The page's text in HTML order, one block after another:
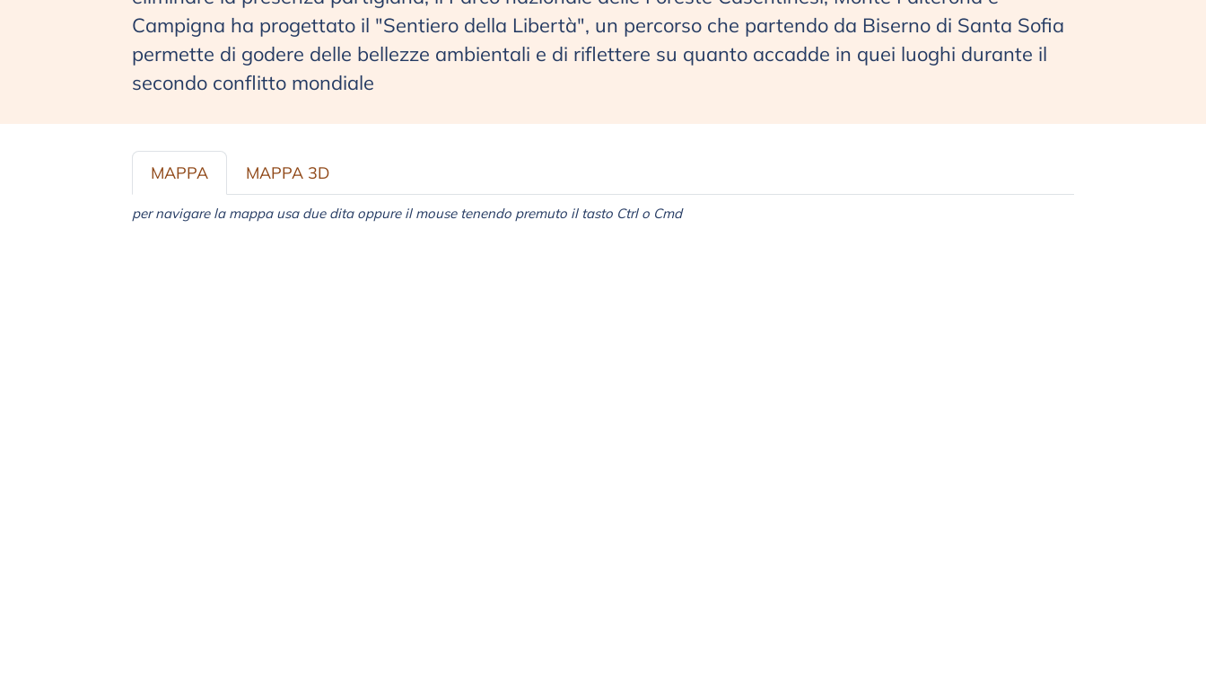
Campigna ha progettato il "Sentiero della Libertà", un percorso che partendo da Biserno di Santa Sofia
permette di godere delle bellezze ambientali e di riflettere su quanto accadde in quei luoghi durante il
secondo conflitto mondiale
MAPPA MAPPA 3D
per navigare la mappa usa due dita oppure il mouse tenendo premuto il tasto Ctrl o Cmd